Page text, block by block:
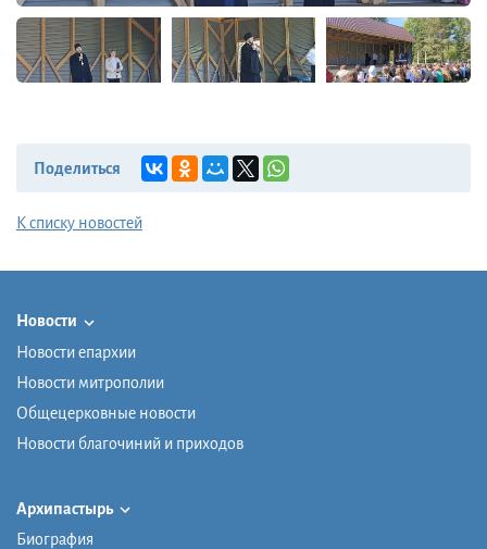
Поделиться
К списку новостей
Новости
Новости епархии
Новости митрополии
Общецерковные новости
Новости благочиний и приходов
Архипастырь
Биография